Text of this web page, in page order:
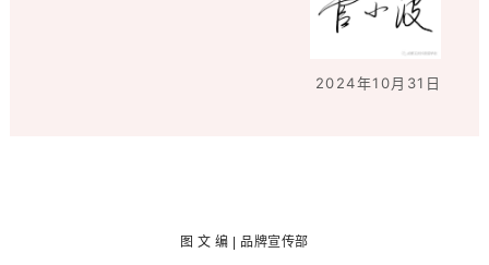
2024年10月31日
图 文 编 | 品牌宣传部